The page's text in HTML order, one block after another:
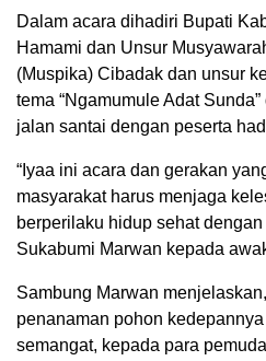
Dalam acara dihadiri Bupati
Hamami dan Unsur
(Muspika) Cibadak dan unsur
tema “Ngamumule Adat
jalan santai dengan peserta
“Iyaa ini acara dan gerakan
masyarakat harus menjaga
berperilaku hidup sehat
Sukabumi Marwan kepada
Sambung Marwan
penanaman pohon
semangat, kepada para